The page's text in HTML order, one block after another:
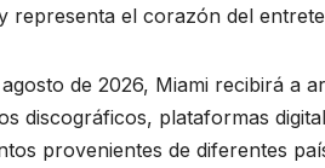
representa el corazón del
de 2026, Miami recibirá a
discográficos, plataformas
provenientes de diferentes